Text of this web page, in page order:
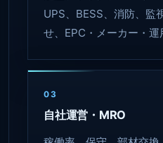
UPS、BESS、消防、監
せ、EPC・メーカー・運
03
自社運営・MRO